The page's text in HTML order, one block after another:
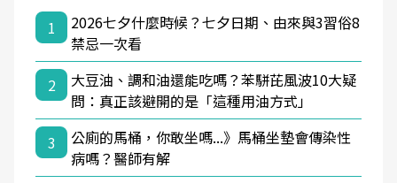
1
2026七夕什麼時候？七夕日期、由來與3習俗8
禁忌一次看
2
大豆油、調和油還能吃嗎？苯駢芘風波10大疑
問：真正該避開的是「這種用油方式」
3
公廁的馬桶，你敢坐嗎...》馬桶坐墊會傳染性
病嗎？醫師有解